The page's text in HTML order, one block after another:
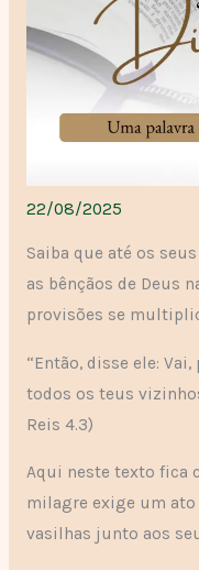
22/08/2025
Saiba que até os
as bênçãos de Deus
provisões se
“Então, disse ele:
todos os teus
Reis 4.3)
Aqui neste texto fica
milagre exige um ato
vasilhas junto aos